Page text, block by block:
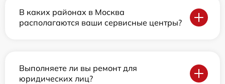
В каких районах в Москва
располагаются ваши сервисные центры?
Выполняете ли вы ремонт для
юридических лиц?